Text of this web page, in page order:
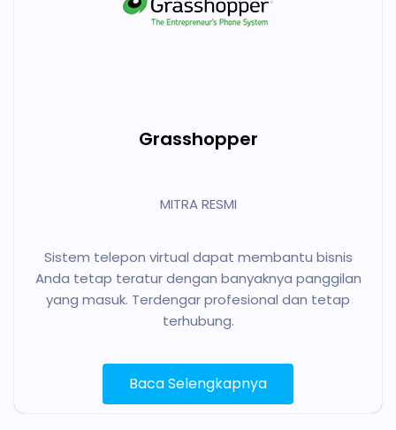
Grasshopper
MITRA RESMI
Sistem telepon virtual dapat membantu bisnis
Anda tetap teratur dengan banyaknya panggilan
yang masuk. Terdengar profesional dan tetap
terhubung.
Baca Selengkapnya